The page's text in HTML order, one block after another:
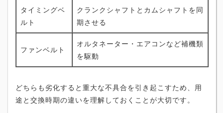
タイミングベ
ルト
クランクシャフトとカムシャフトを同
期させる
ファンベルト
オルタネーター・エアコンなど補機類
を駆動
どちらも劣化すると重大な不具合を引き起こすため、用
途と交換時期の違いを理解しておくことが大切です。